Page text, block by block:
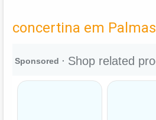
concertina em Palmas